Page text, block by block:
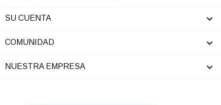
SU CUENTA 
COMUNIDAD 
NUESTRA EMPRESA 